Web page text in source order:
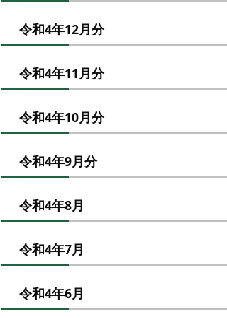
令和4年12月分
令和4年11月分
令和4年10月分
令和4年9月分
令和4年8月
令和4年7月
令和4年6月